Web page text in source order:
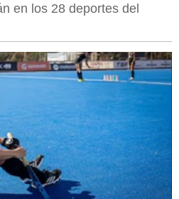
en los 28 deportes del